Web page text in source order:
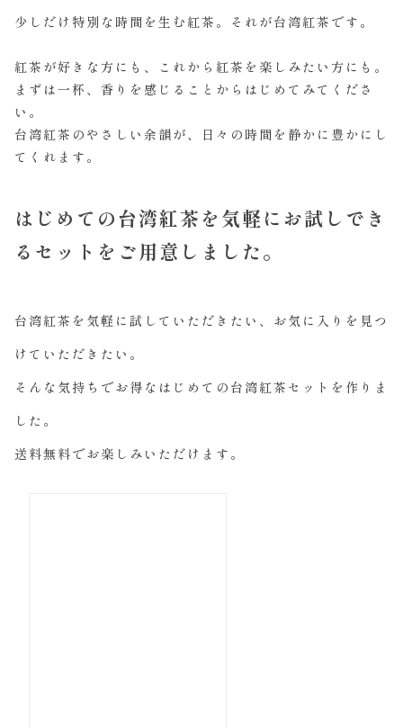
少しだけ特別な時間を生む紅茶。それが台湾紅茶です。
紅茶が好きな方にも、これから紅茶を楽しみたい方にも。
まずは一杯、香りを感じることからはじめてみてくださ
い。
台湾紅茶のやさしい余韻が、日々の時間を静かに豊かにし
てくれます。
はじめての台湾紅茶を気軽にお試しでき
るセットをご用意しました。
台湾紅茶を気軽に試していただきたい、お気に入りを見つ
けていただきたい。
そんな気持ちでお得なはじめての台湾紅茶セットを作りま
した。
送料無料でお楽しみいただけます。